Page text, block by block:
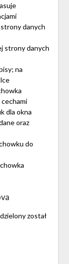
danych
strony danych
na
dla okna
oraz
do
został